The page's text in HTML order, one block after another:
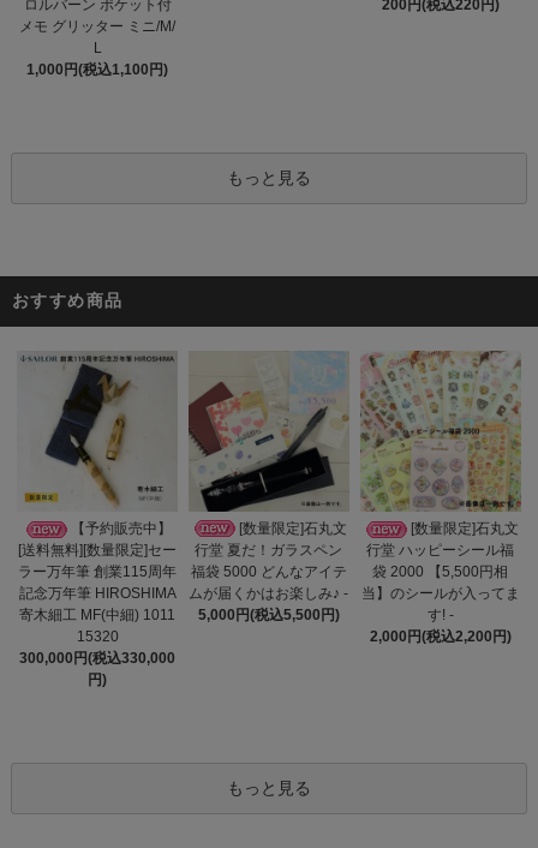
ロルバーン ポケット付
メモ グリッター ミニ/M/
L
1,000円(税込1,100円)
200円(税込220円)
もっと見る
おすすめ商品
【予約販売中】
[送料無料][数量限定]セー
ラー万年筆 創業115周年
記念万年筆 HIROSHIMA
寄木細工 MF(中細) 1011
15320
300,000円(税込330,000
円)
[数量限定]石丸文
行堂 夏だ！ガラスペン
福袋 5000 どんなアイテ
ムが届くかはお楽しみ♪ -
5,000円(税込5,500円)
[数量限定]石丸文
行堂 ハッピーシール福
袋 2000 【5,500円相
当】のシールが入ってま
す! -
2,000円(税込2,200円)
もっと見る